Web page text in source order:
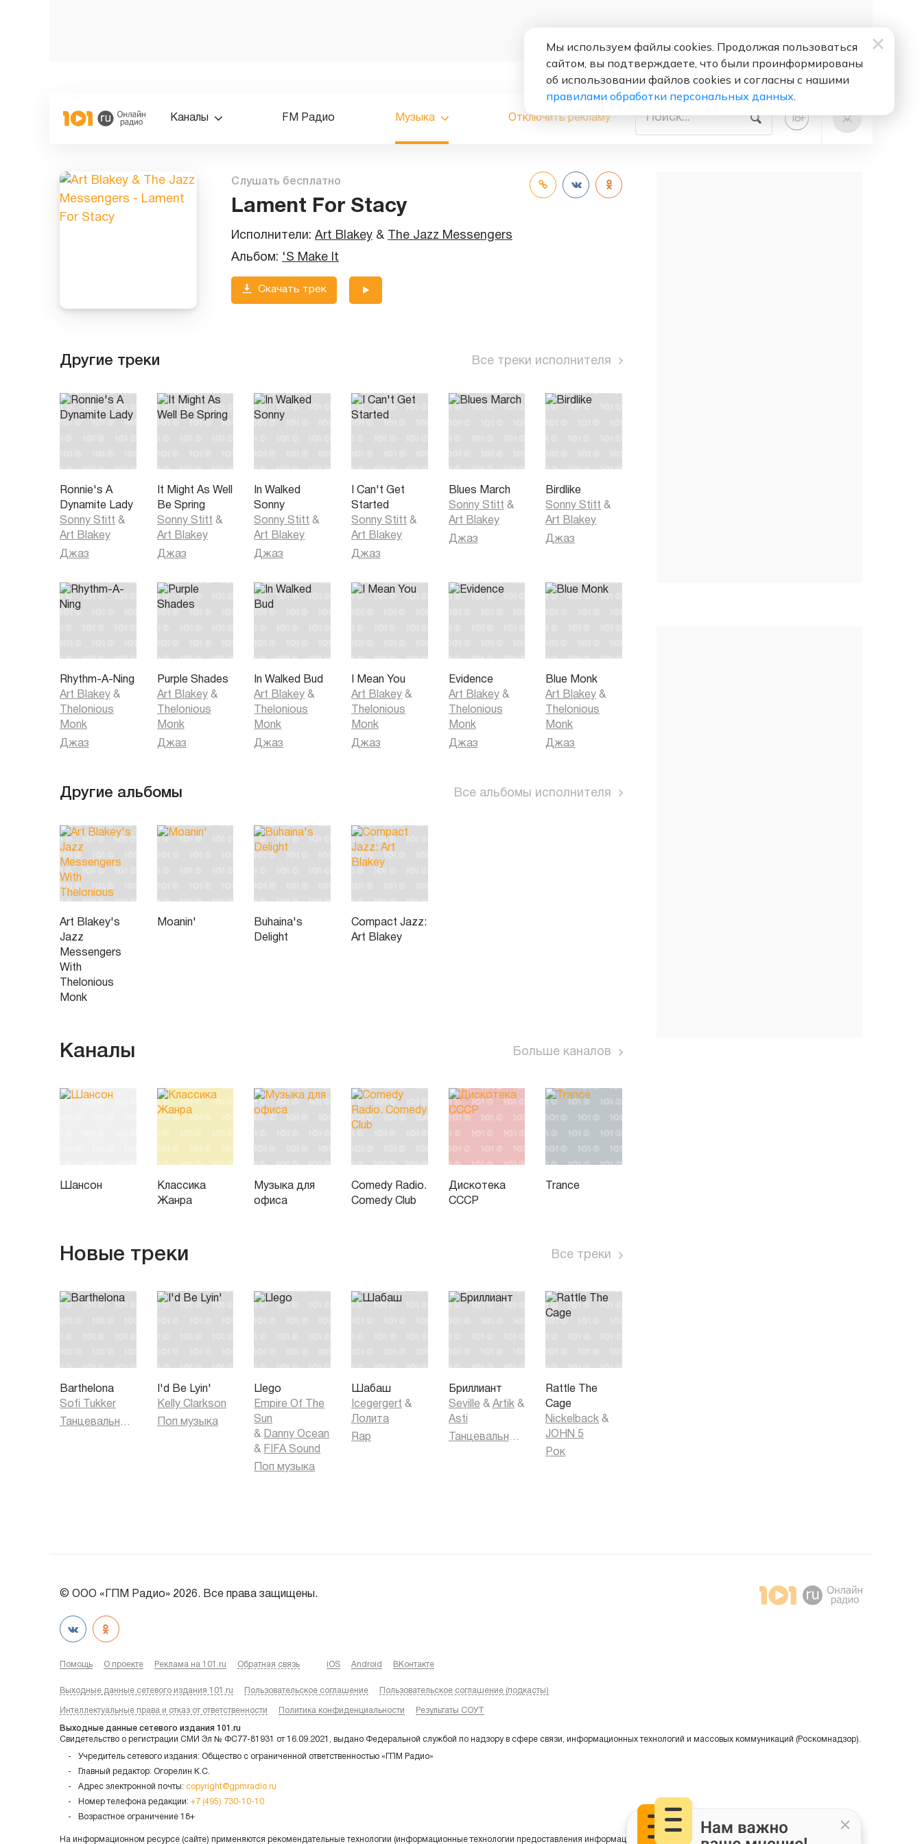
Каналы FM Радио Музыка Отключить рекламу 18+
Слушать бесплатно
Lament For Stacy
Исполнители: Art Blakey &
The Jazz Messengers
Альбом: 'S Make It
Скачать трек
Другие треки Все треки исполнителя
Ronnie's A
Dynamite Lady
Sonny Stitt &
Art Blakey
Джаз
It Might As Well
Be Spring
Sonny Stitt &
Art Blakey
Джаз
In Walked
Sonny
Sonny Stitt &
Art Blakey
Джаз
I Can't Get
Started
Sonny Stitt &
Art Blakey
Джаз
Blues March
Sonny Stitt &
Art Blakey
Джаз
Birdlike
Sonny Stitt &
Art Blakey
Джаз
Rhythm-A-Ning
Art Blakey &
Thelonious
Monk
Джаз
Purple Shades
Art Blakey &
Thelonious
Monk
Джаз
In Walked Bud
Art Blakey &
Thelonious
Monk
Джаз
I Mean You
Art Blakey &
Thelonious
Monk
Джаз
Evidence
Art Blakey &
Thelonious
Monk
Джаз
Blue Monk
Art Blakey &
Thelonious
Monk
Джаз
Другие альбомы Все альбомы исполнителя
Art Blakey's
Jazz
Messengers
With
Thelonious
Monk
Moanin'
Buhaina's
Delight
Compact Jazz:
Art Blakey
Каналы Больше каналов
Шансон
Классика
Жанра
Музыка для
офиса
Comedy Radio.
Comedy Club
Дискотека
СССР
Trance
Новые треки Все треки
Barthelona
Sofi Tukker
Танцевальная музыка
I'd Be Lyin'
Kelly Clarkson
Поп музыка
Llego
Empire Of The
Sun
&
Danny Ocean
& FIFA Sound
Поп музыка
Шабаш
Icegergert &
Лолита
Rap
Бриллиант
Seville & Artik &
Asti
Танцевальная музыка
Rattle The
Cage
Nickelback &
JOHN 5
Рок
© ООО «ГПМ Радио» 2026. Все права защищены.
Помощь О проекте Реклама на 101.ru Обратная связь iOS Android ВКонтакте
Выходные данные сетевого издания 101.ru Пользовательское соглашение Пользовательское соглашение (подкасты)
Интеллектуальные права и отказ от ответственности Политика конфиденциальности Результаты СОУТ
Выходные данные сетевого издания 101.ru
Свидетельство о регистрации СМИ Эл № ФС77-81931 от 16.09.2021, выдано Федеральной службой по надзору в сфере связи, информационных технологий и массовых коммуникаций (Роскомнадзор).
Учредитель сетевого издания: Общество с ограниченной ответственностью «ГПМ Радио»
Главный редактор: Огорелин К.С.
Адрес электронной почты: copyright@gpmradio.ru
Номер телефона редакции: +7 (495) 730-10-10
Возрастное ограничение 18+
На информационном ресурсе (сайте) применяются рекомендательные технологии (информационные технологии предоставления информации на основе сбора, систематизации и анализа сведений,
Мы используем файлы cookies. Продолжая пользоваться
сайтом, вы подтверждаете, что были проинформированы
об использовании файлов cookies и согласны с нашими
правилами обработки персональных данных.